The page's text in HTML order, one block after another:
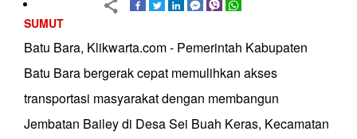
SUMUT
Batu Bara, Klikwarta.com - Pemerintah Kabupaten
Batu Bara bergerak cepat memulihkan akses
transportasi masyarakat dengan membangun
Jembatan Bailey di Desa Sei Buah Keras, Kecamatan